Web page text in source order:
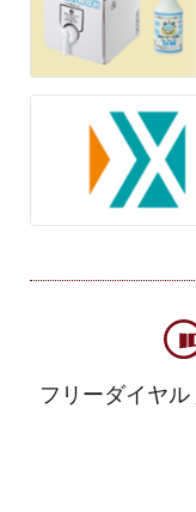
フリーダイヤル